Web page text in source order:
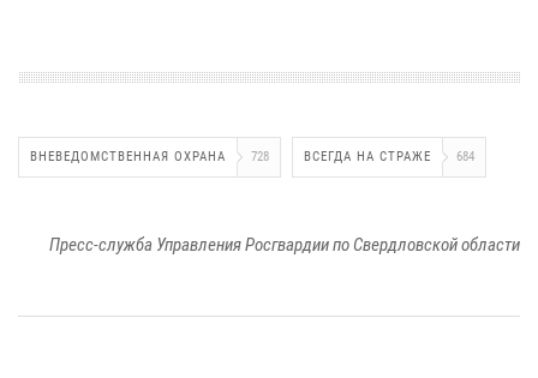
ВНЕВЕДОМСТВЕННАЯ ОХРАНА 728 ВСЕГДА НА СТРАЖЕ 684
Пресс-служба Управления Росгвардии по Свердловской области